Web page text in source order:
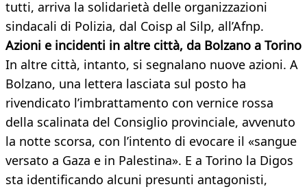
tutti, arriva la solidarietà delle organizzazioni
sindacali di Polizia, dal Coisp al Silp, all’Afnp.
Azioni e incidenti in altre città, da Bolzano a Torino
In altre città, intanto, si segnalano nuove azioni. A
Bolzano, una lettera lasciata sul posto ha
rivendicato l’imbrattamento con vernice rossa
della scalinata del Consiglio provinciale, avvenuto
la notte scorsa, con l’intento di evocare il «sangue
versato a Gaza e in Palestina». E a Torino la Digos
sta identificando alcuni presunti antagonisti,